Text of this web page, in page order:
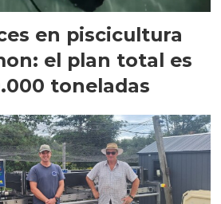
en piscicultura
el plan total es
toneladas